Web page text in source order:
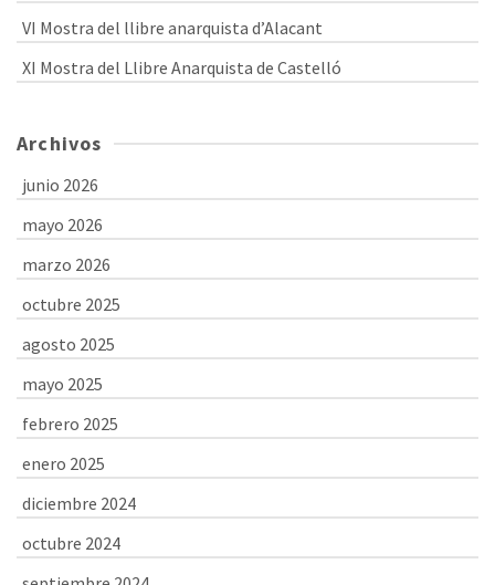
VI Mostra del llibre anarquista d’Alacant
XI Mostra del Llibre Anarquista de Castelló
Archivos
junio 2026
mayo 2026
marzo 2026
octubre 2025
agosto 2025
mayo 2025
febrero 2025
enero 2025
diciembre 2024
octubre 2024